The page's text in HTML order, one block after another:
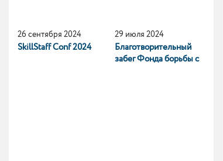
26 сентября 2024
SkillStaff Conf 2024
29 июля 2024
Благотворительный
забег Фонда борьбы с